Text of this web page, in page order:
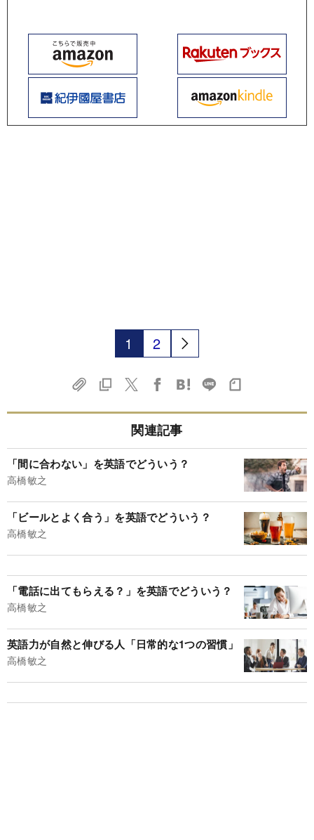
1 2
関連記事
「間に合わない」を英語でどういう？
高橋敏之
「ビールとよく合う」を英語でどういう？
高橋敏之
「電話に出てもらえる？」を英語でどういう？
高橋敏之
英語力が自然と伸びる人「日常的な1つの習慣」
高橋敏之